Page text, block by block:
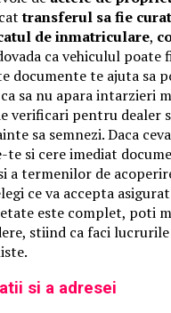
transferul sa fie
de inmatriculare,
ca vehiculul poate
documente te ajuta sa
sa nu apara intarzieri
verificari pentru dealer
sa semnezi. Daca
te si cere imediat
a termenilor de
ce va accepta
este complet, poti
stiind ca faci
si a adresei